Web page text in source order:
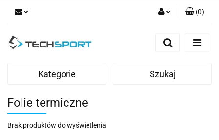
Zaloguj się
(0)
Kategorie Szukaj
Folie termiczne
Brak produktów do wyświetlenia